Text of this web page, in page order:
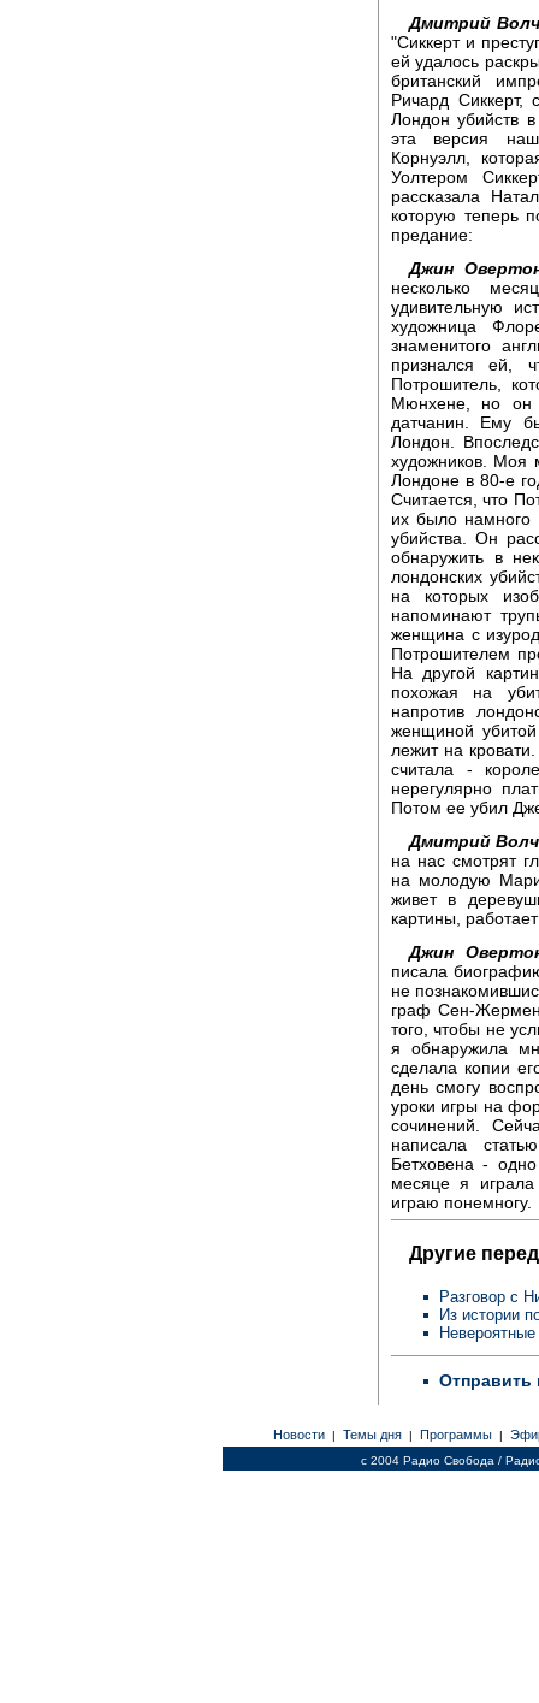
Дмитрий
"Сиккерт и
ей удалось
британский
Ричард Сиккерт,
Лондон убийств
эта версия
Корнуэлл,
Уолтером
рассказала
которую теперь
предание:
Джин
несколько
удивительную
художница
знаменитого
признался ей,
Потрошитель,
Мюнхене, но он
датчанин. Ему
Лондон.
художников. Моя
Лондоне в 80-е
Считается, что
их было намного
убийства. Он
обнаружить в
лондонских
на которых
напоминают
женщина с
Потрошителем
На другой
похожая на
напротив
женщиной
лежит на
считала -
нерегулярно
Потом ее убил
Дмитрий
на нас смотрят
на молодую
живет в
картины,
Джин
писала
не
граф Сен-
того, чтобы не
я обнаружила
сделала копии
день смогу
уроки игры на
сочинений.
написала
Бетховена -
месяце я
играю понемногу.
Другие
Разговор с
Из истории
Отправить
Новости | Темы дня | Программы |
c 2004 Радио Свобода /